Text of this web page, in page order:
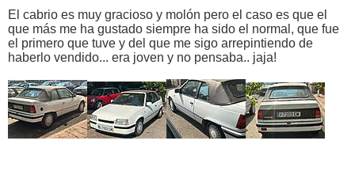
El cabrio es muy gracioso y molón pero el caso es que el
que más me ha gustado siempre ha sido el normal, que fue
el primero que tuve y del que me sigo arrepintiendo de
haberlo vendido... era joven y no pensaba.. jaja!